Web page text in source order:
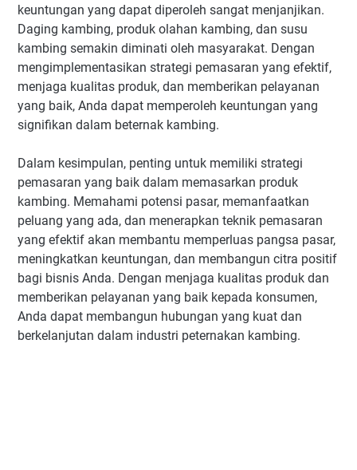
keuntungan yang dapat diperoleh sangat menjanjikan.
Daging kambing, produk olahan kambing, dan susu
kambing semakin diminati oleh masyarakat. Dengan
mengimplementasikan strategi pemasaran yang efektif,
menjaga kualitas produk, dan memberikan pelayanan
yang baik, Anda dapat memperoleh keuntungan yang
signifikan dalam beternak kambing.
Dalam kesimpulan, penting untuk memiliki strategi
pemasaran yang baik dalam memasarkan produk
kambing. Memahami potensi pasar, memanfaatkan
peluang yang ada, dan menerapkan teknik pemasaran
yang efektif akan membantu memperluas pangsa pasar,
meningkatkan keuntungan, dan membangun citra positif
bagi bisnis Anda. Dengan menjaga kualitas produk dan
memberikan pelayanan yang baik kepada konsumen,
Anda dapat membangun hubungan yang kuat dan
berkelanjutan dalam industri peternakan kambing.